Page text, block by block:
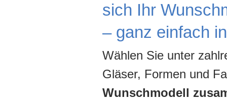
sich Ihr
– ganz einfach
Wählen Sie unter
Gläser, Formen und
Wunschmodell